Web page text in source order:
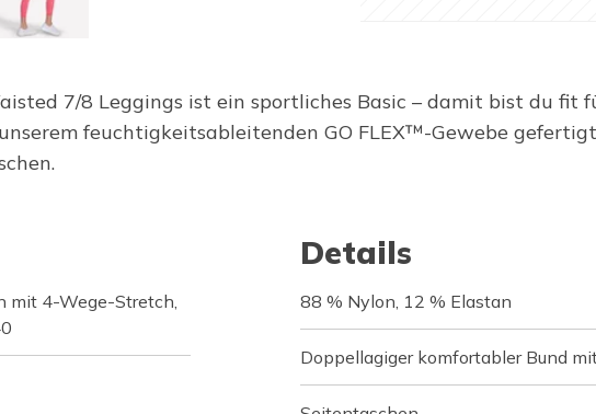
7/8 Leggings ist ein sportliches Basic – damit bist du fit
feuchtigkeitsableitenden GO FLEX™-Gewebe
mit 4-Wege-Stretch,
Details
88 % Nylon, 12 % Elastan
Doppellagiger komfortabler Bund